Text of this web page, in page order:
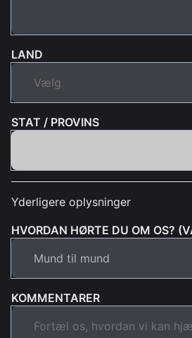
LAND
STAT / PROVINS
Yderligere oplysninger
HVORDAN HØRTE DU OM OS?
KOMMENTARER